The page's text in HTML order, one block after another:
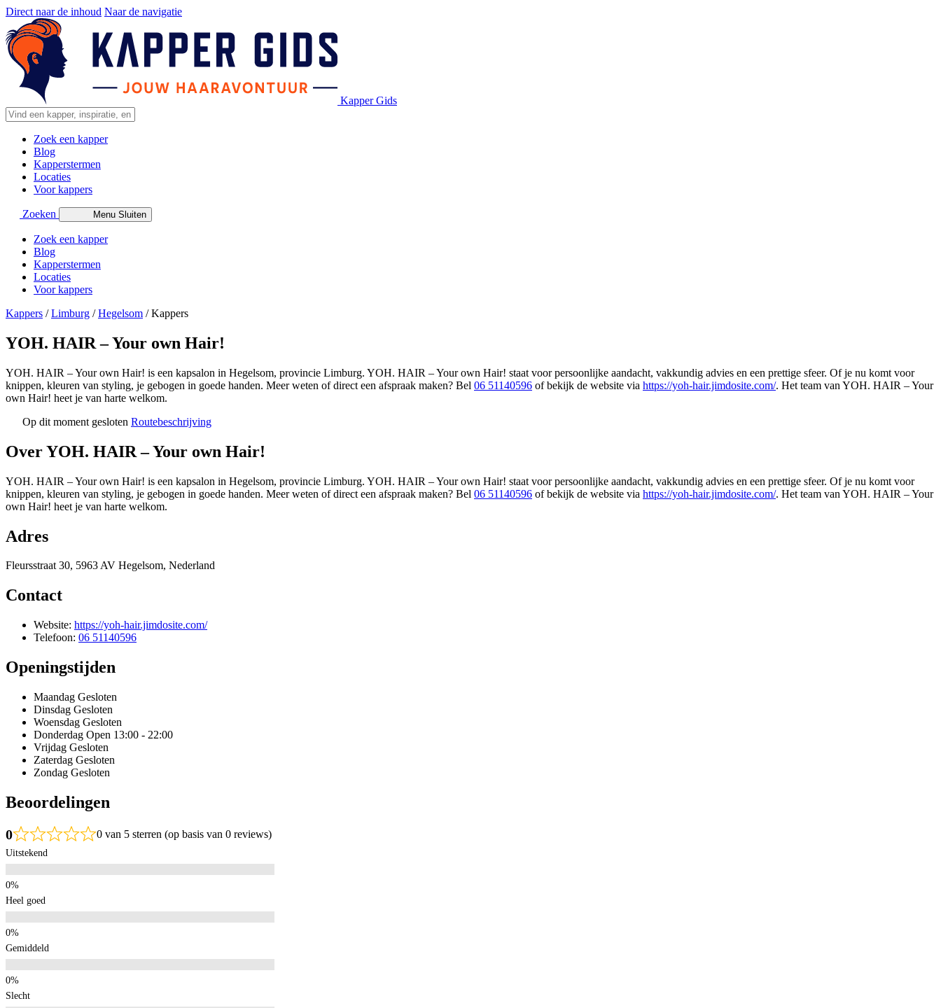
Direct naar de inhoud Naar de navigatie
Kapper Gids
Zoek een kapper
Blog
Kapperstermen
Locaties
Voor kappers
Zoeken Menu Sluiten
Zoek een kapper
Blog
Kapperstermen
Locaties
Voor kappers
Kappers /Limburg /Hegelsom /Kappers
YOH. HAIR – Your own Hair!
YOH. HAIR – Your own Hair! is een kapsalon in Hegelsom, provincie Limburg. YOH. HAIR – Your own Hair! staat voor persoonlijke aandacht, vakkundig advies en een prettige sfeer. Of je nu komt voor
knippen, kleuren van styling, je gebogen in goede handen. Meer weten of direct een afspraak maken? Bel 06 51140596 of bekijk de website via https://yoh-hair.jimdosite.com/. Het team van YOH. HAIR – Your
own Hair! heet je van harte welkom.
Op dit moment gesloten Routebeschrijving
+
Over YOH. HAIR – Your own Hair!
YOH. HAIR – Your own Hair! is een kapsalon in Hegelsom, provincie Limburg. YOH. HAIR – Your own Hair! staat voor persoonlijke aandacht, vakkundig advies en een prettige sfeer. Of je nu komt voor
knippen, kleuren van styling, je gebogen in goede handen. Meer weten of direct een afspraak maken? Bel 06 51140596 of bekijk de website via https://yoh-hair.jimdosite.com/. Het team van YOH. HAIR – Your
own Hair! heet je van harte welkom.
Adres
Fleursstraat 30, 5963 AV Hegelsom, Nederland
Contact
Website: https://yoh-hair.jimdosite.com/
Telefoon: 06 51140596
Openingstijden
Maandag Gesloten
Dinsdag Gesloten
Woensdag Gesloten
Donderdag Open 13:00 - 22:00
Vrijdag Gesloten
Zaterdag Gesloten
Zondag Gesloten
Beoordelingen
0 0 van 5 sterren (op basis van 0 reviews)
Uitstekend
Heel goed
Gemiddeld
Slecht